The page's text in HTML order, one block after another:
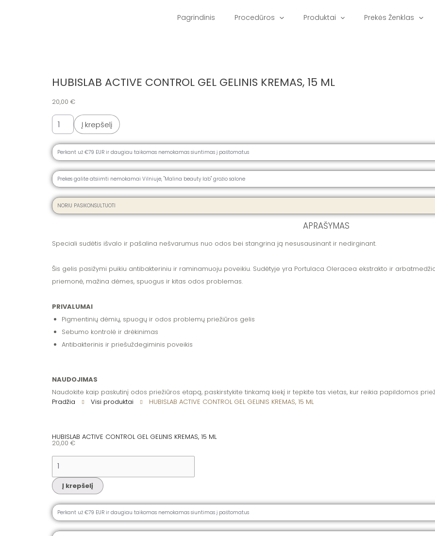
Pagrindinis Procedūros Produktai Prekės Ženklas
HUBISLAB ACTIVE CONTROL GEL GELINIS KREMAS, 15 ML
20,00 €
Į krepšelį
Perkant už €79 EUR ir daugiau taikomas nemokamas siuntimas į paštomatus
Prekes galite atsiimti nemokamai Vilniuje, ''Malina beauty lab" grožio salone
NORIU PASIKONSULTUOTI
APRAŠYMAS
Speciali sudėtis išvalo ir pašalina nešvarumus nuo odos bei stangrina ją nesusausinant ir nedirginant.
Šis gelis pasižymi puikiu antibakteriniu ir raminamuoju poveikiu. Sudėtyje yra Portulaca Oleracea ekstrakto ir
priemonė, mažina dėmes, spuogus ir kitas odos problemas.
PRIVALUMAI
Pigmentinių dėmių, spuogų ir odos problemų priežiūros gelis
Sebumo kontrolė ir drėkinimas
Antibakterinis ir priešuždegiminis poveikis
NAUDOJIMAS
Naudokite kaip paskutinį odos priežiūros etapą, paskirstykite tinkamą kiekį ir tepkite tas vietas, kur reikia papildomos
Pradžia
Visi produktai HUBISLAB ACTIVE CONTROL GEL GELINIS KREMAS, 15 ML
HUBISLAB ACTIVE CONTROL GEL GELINIS KREMAS, 15 ML
20,00 €
Į krepšelį
Perkant už €79 EUR ir daugiau taikomas nemokamas siuntimas į paštomatus